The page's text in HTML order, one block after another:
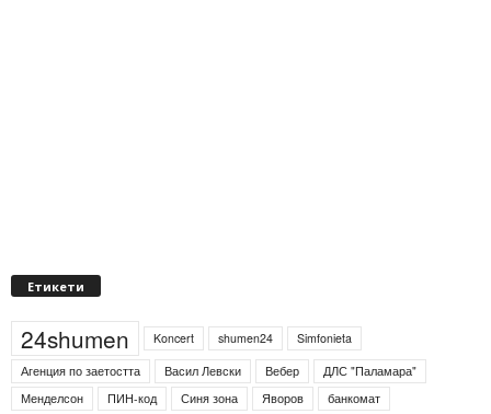
Етикети
24shumen Koncert shumen24
Simfonieta
Агенция по заетостта
Васил Левски Вебер
ДЛС "Паламара"
Менделсон
ПИН-код Синя зона Яворов
банкомат